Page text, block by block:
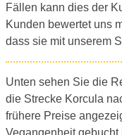
Fällen kann dies der
Kunden bewertet uns
dass sie mit unserem
Unten sehen Sie die
die Strecke Korcula
frühere Preise
Vegangenheit